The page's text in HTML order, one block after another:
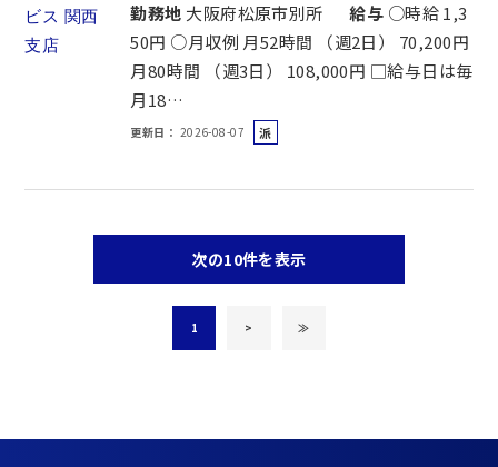
勤務地 大阪府松原市別所 給与 ○時給 1,3
50円 ○月収例 月52時間 （週2日） 70,200円
月80時間 （週3日） 108,000円 □給与日は毎
月18…
更新日 2026-08-07
派
次の10件を表示
1 > ≫